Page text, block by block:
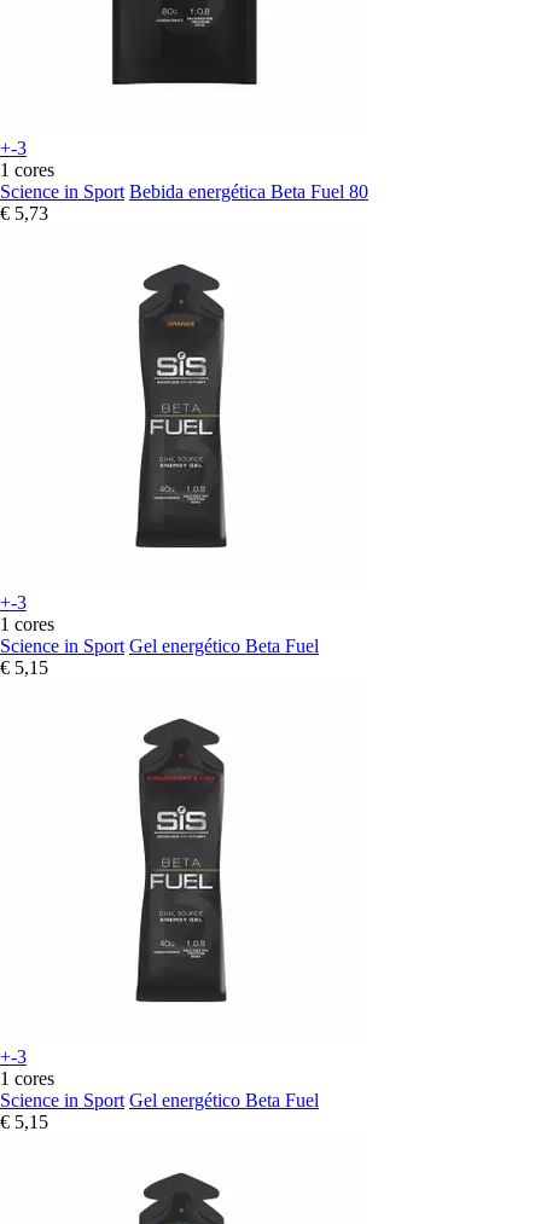
+-3
1 cores
Science in Sport Bebida energética Beta Fuel 80
€ 5,73
+-3
1 cores
Science in Sport Gel energético Beta Fuel
€ 5,15
+-3
1 cores
Science in Sport Gel energético Beta Fuel
€ 5,15